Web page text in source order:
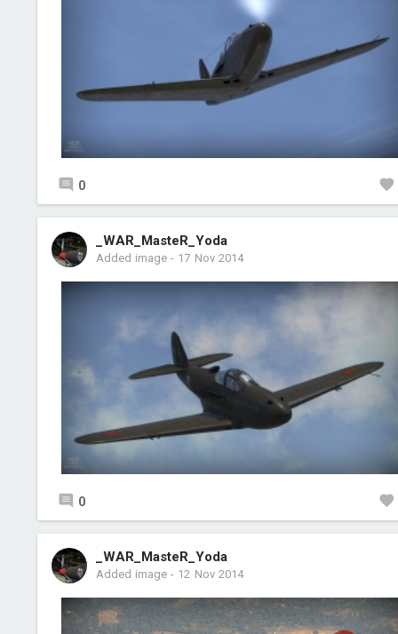
0
_WAR_MasteR_Yoda
Added image- 17 Nov 2014
0
_WAR_MasteR_Yoda
Added image- 12 Nov 2014